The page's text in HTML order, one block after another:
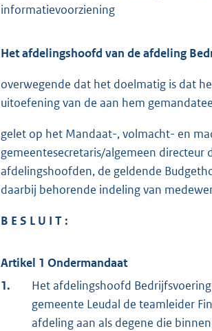
informatievoorziening
Het afdelingshoofd van de afdeling
overwegende dat het doelmatig is dat
uitoefening van de aan hem
gelet op het Mandaat-, volmacht- en
gemeentesecretaris/algemeen
afdelingshoofden, de geldende
daarbij behorende indeling van
B E S L U I T :
Artikel 1 Ondermandaat
1.
Het afdelingshoofd
gemeente Leudal de teamleider
afdeling aan als degene die